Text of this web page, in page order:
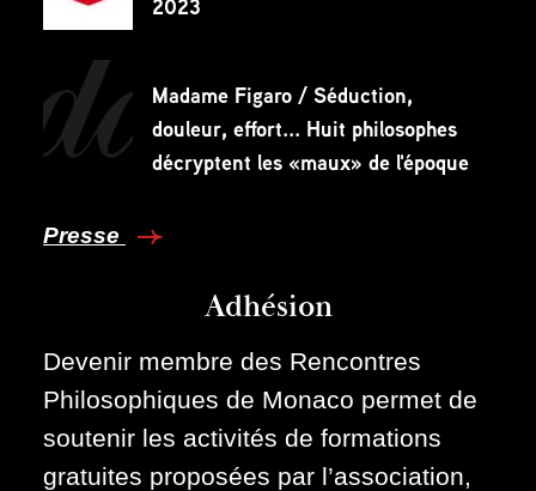
2023
Madame Figaro / Séduction,
douleur, effort... Huit philosophes
décryptent les «maux» de l'époque
Presse
Adhésion
Devenir membre des Rencontres
Philosophiques de Monaco permet de
soutenir les activités de formations
gratuites proposées par l’association,